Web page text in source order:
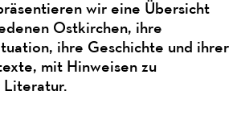
wir eine Übersicht
Ostkirchen, ihre
ihre Geschichte und ihrer
mit Hinweisen zu